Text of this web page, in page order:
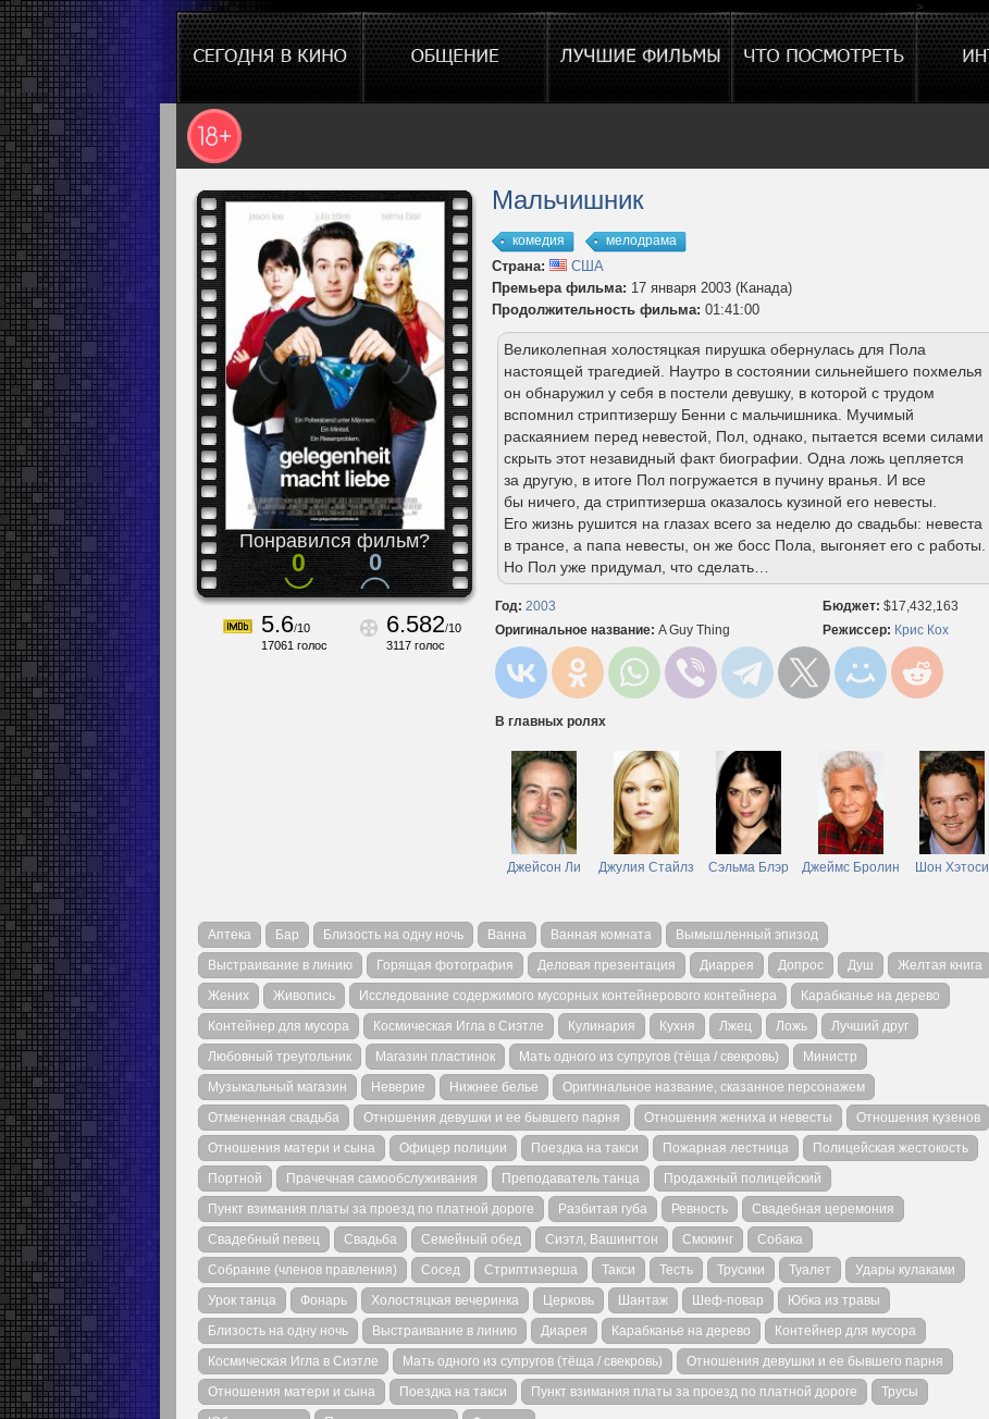
>
Понравился фильм?
0 0
5.6/10
17061 голос
6.582/10
3117 голос
Мальчишник
комедия мелодрама
Страна:
США
Премьера фильма: 17 января 2003 (Канада)
Продолжительность фильма: 01:41:00
Великолепная холостяцкая пирушка обернулась для Пола
настоящей трагедией. Наутро в состоянии сильнейшего похмелья
он обнаружил у себя в постели девушку, в которой с трудом
вспомнил стриптизершу Бенни с мальчишника. Мучимый
раскаянием перед невестой, Пол, однако, пытается всеми силами
скрыть этот незавидный факт биографии. Одна ложь цепляется
за другую, в итоге Пол погружается в пучину вранья. И все
бы ничего, да стриптизерша оказалось кузиной его невесты.
Его жизнь рушится на глазах всего за неделю до свадьбы: невеста
в трансе, а папа невесты, он же босс Пола, выгоняет его с работы.
Но Пол уже придумал, что сделать…
Год: 2003 Бюджет: $17,432,163
Оригинальное название: A Guy Thing Режиссер: Крис Кох
В главных ролях
Джейсон Ли Джулия Стайлз Сэльма Блэр Джеймс Бролин Шон Хэтоси
Аптека Бар Близость на одну ночь Ванна Ванная комната
Вымышленный эпизод
Выстраивание в линию
Горящая фотография Деловая презентация Диаррея Допрос Душ
Желтая книга
Жених
Живопись Исследование содержимого мусорных контейнерового контейнера
Карабканье на дерево
Контейнер для мусора
Космическая Игла в Сиэтле Кулинария Кухня Лжец Ложь
Лучший друг
Любовный треугольник
Магазин пластинок Мать одного из супругов (тёща / свекровь)
Министр
Музыкальный магазин
Неверие Нижнее белье
Оригинальное название, сказанное персонажем
Отмененная свадьба
Отношения девушки и ее бывшего парня Отношения жениха и невесты
Отношения кузенов
Отношения матери и сына
Офицер полиции Поездка на такси Пожарная лестница
Полицейская жестокость
Портной
Прачечная самообслуживания Преподаватель танца
Продажный полицейский
Пункт взимания платы за проезд по платной дороге
Разбитая губа Ревность
Свадебная церемония
Свадебный певец
Свадьба Семейный обед Сиэтл, Вашингтон Смокинг
Собака
Собрание (членов правления)
Сосед Стриптизерша Такси Тесть Трусики Туалет
Удары кулаками
Урок танца
Фонарь Холостяцкая вечеринка Церковь Шантаж Шеф-повар
Юбка из травы
Близость на одну ночь
Выстраивание в линию Диарея Карабканье на дерево
Контейнер для мусора
Космическая Игла в Сиэтле
Мать одного из супругов (тёща / свекровь)
Отношения девушки и ее бывшего парня
Отношения матери и сына
Поездка на такси Пункт взимания платы за проезд по платной дороге
Трусы